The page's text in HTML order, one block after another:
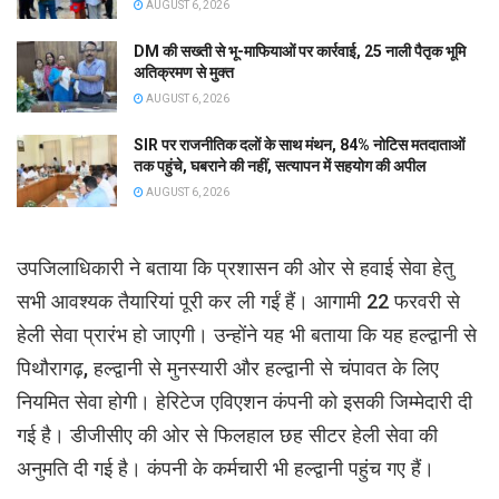
AUGUST 6, 2026
DM की सख्ती से भू-माफियाओं पर कार्रवाई, 25 नाली पैतृक भूमि
अतिक्रमण से मुक्त
AUGUST 6, 2026
SIR पर राजनीतिक दलों के साथ मंथन, 84% नोटिस मतदाताओं
तक पहुंचे, घबराने की नहीं, सत्यापन में सहयोग की अपील
AUGUST 6, 2026
उपजिलाधिकारी ने बताया कि प्रशासन की ओर से हवाई सेवा हेतु
सभी आवश्यक तैयारियां पूरी कर ली गईं हैं। आगामी 22 फरवरी से
हेली सेवा प्रारंभ हो जाएगी। उन्होंने यह भी बताया कि यह हल्द्वानी से
पिथौरागढ़, हल्द्वानी से मुनस्यारी और हल्द्वानी से चंपावत के लिए
नियमित सेवा होगी। हेरिटेज एविएशन कंपनी को इसकी जिम्मेदारी दी
गई है। डीजीसीए की ओर से फिलहाल छह सीटर हेली सेवा की
अनुमति दी गई है। कंपनी के कर्मचारी भी हल्द्वानी पहुंच गए हैं।